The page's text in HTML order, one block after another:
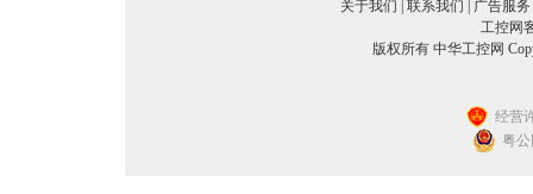
关于我们 联系我们 广告服务
工控网
版权所有 中华工控网
经营
粤公